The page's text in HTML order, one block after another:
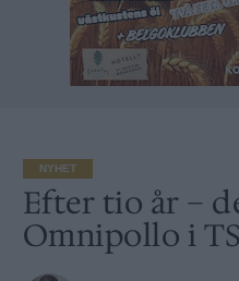
NYHET
Efter tio år –
Omnipollo i